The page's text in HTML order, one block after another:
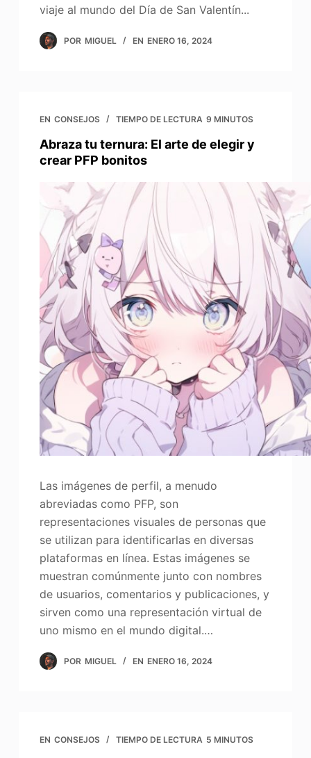
viaje al mundo del Día de San Valentín...
POR MIGUEL EN ENERO 16, 2024
EN CONSEJOS TIEMPO DE LECTURA 9 MINUTOS
Abraza tu ternura: El arte de elegir y
crear PFP bonitos
Las imágenes de perfil, a menudo
abreviadas como PFP, son
representaciones visuales de personas que
se utilizan para identificarlas en diversas
plataformas en línea. Estas imágenes se
muestran comúnmente junto con nombres
de usuarios, comentarios y publicaciones, y
sirven como una representación virtual de
uno mismo en el mundo digital.…
POR MIGUEL EN ENERO 16, 2024
EN CONSEJOS TIEMPO DE LECTURA 5 MINUTOS